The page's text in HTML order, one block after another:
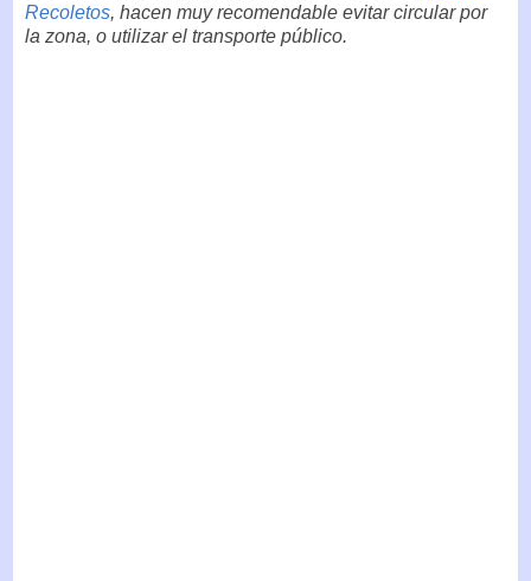
Recoletos, hacen muy recomendable evitar circular por
la zona, o utilizar el transporte público.